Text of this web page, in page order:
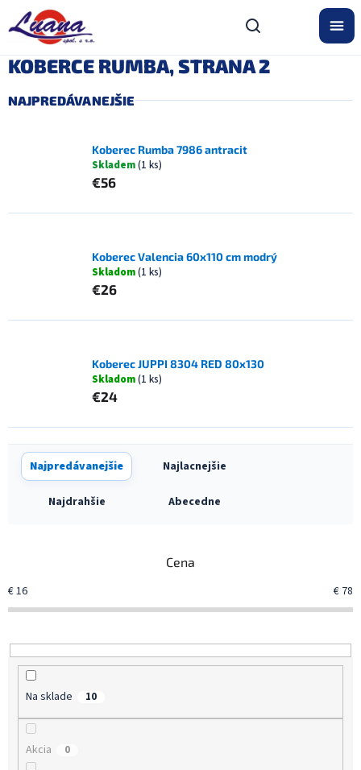
obsah
KOBERCE RUMBA, STRANA 2
NAJPREDÁVANEJŠIE
Koberec Rumba 7986 antracit
Skladem(1 ks)
€56
Koberec Valencia 60x110 cm modrý
Skladom(1 ks)
€26
Koberec JUPPI 8304 RED 80x130
Skladom(1 ks)
€24
R
a
p
u
k
t
v
Najpredávanejšie Najlacnejšie
Najdrahšie Abecedne
Cena
€16 € 78
Na sklade 10
Akcia 0